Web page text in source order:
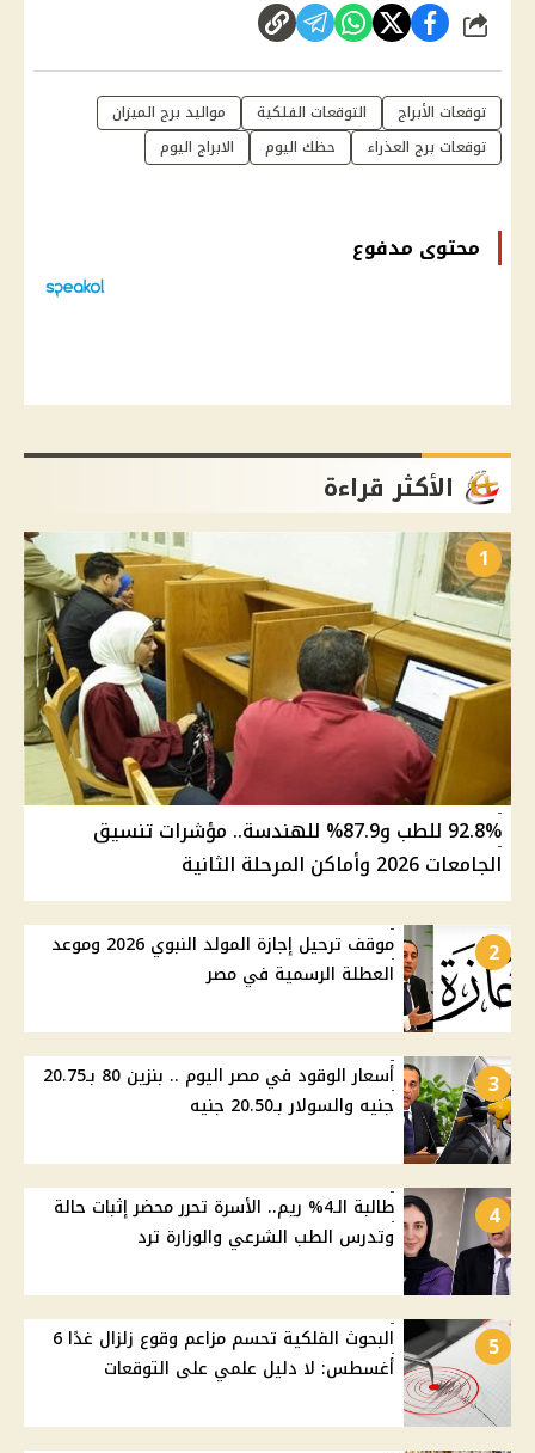
شارك
توقعات الأبراج التوقعات الفلكية
مواليد برج الميزان
توقعات برج العذراء
حظك اليوم الابراج اليوم
محتوى مدفوع
الأكثر قراءة
1
92.8% للطب و87.9% للهندسة.. مؤشرات تنسيق
الجامعات 2026 وأماكن المرحلة الثانية
2
موقف ترحيل إجازة المولد النبوي 2026 وموعد
العطلة الرسمية في مصر
3
أسعار الوقود في مصر اليوم .. بنزين 80 بـ20.75
جنيه والسولار بـ20.50 جنيه
4
طالبة الـ4% ريم.. الأسرة تحرر محضر إثبات حالة
وتدرس الطب الشرعي والوزارة ترد
5
البحوث الفلكية تحسم مزاعم وقوع زلزال غدًا 6
أغسطس: لا دليل علمي على التوقعات